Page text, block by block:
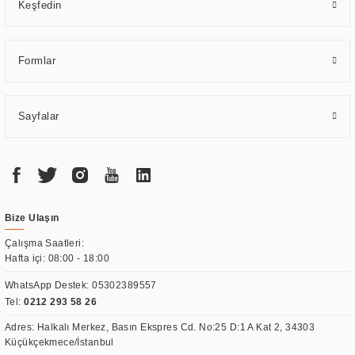
Keşfedin
Formlar
Sayfalar
Bize Ulaşın
Çalışma Saatleri:
Hafta içi: 08:00 - 18:00
WhatsApp Destek:05302389557
Tel:0212 293 58 26
Adres: Halkalı Merkez, Basın Ekspres Cd. No:25 D:1 A Kat 2, 34303
Küçükçekmece/İstanbul